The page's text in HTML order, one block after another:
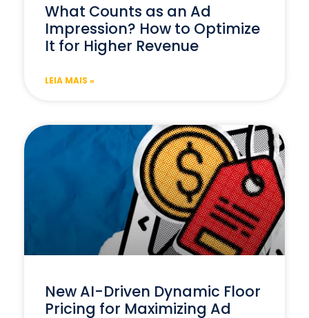
What Counts as an Ad
Impression? How to Optimize
It for Higher Revenue
LEIA MAIS »
New AI-Driven Dynamic Floor
Pricing for Maximizing Ad